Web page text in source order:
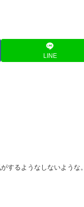
LINE
するようなしないような。